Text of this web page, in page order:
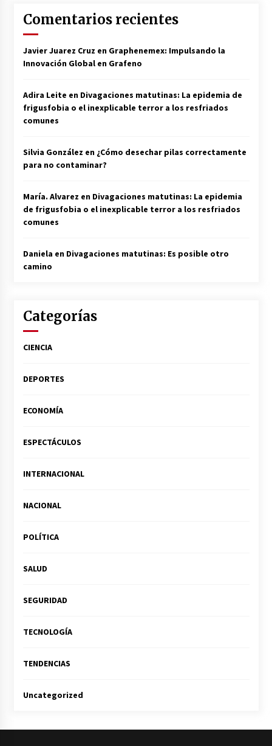
Comentarios recientes
Javier Juarez Cruz en Graphenemex: Impulsando la
Innovación Global en Grafeno
Adira Leite en Divagaciones matutinas: La epidemia de
frigusfobia o el inexplicable terror a los resfriados
comunes
Silvia González en ¿Cómo desechar pilas correctamente
para no contaminar?
María. Alvarez en Divagaciones matutinas: La epidemia
de frigusfobia o el inexplicable terror a los resfriados
comunes
Daniela en Divagaciones matutinas: Es posible otro
camino
Categorías
CIENCIA
DEPORTES
ECONOMÍA
ESPECTÁCULOS
INTERNACIONAL
NACIONAL
POLÍTICA
SALUD
SEGURIDAD
TECNOLOGÍA
TENDENCIAS
Uncategorized